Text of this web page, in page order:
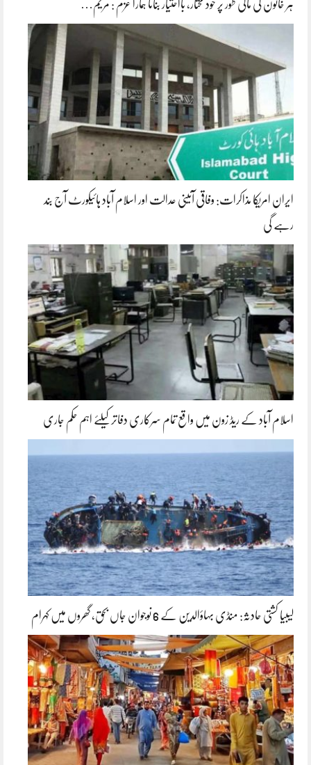
ہر خاتون کی مالی طور پر خود مختار، بااحتیار بنانا ہمارا عزم : مریم…
ایران امریکا مذاکرات: وفاقی آئینی عدالت اور اسلام آباد ہائیکورٹ آج بند
رہے گی
اسلام آباد کے ریڈ زون میں واقع تمام سرکاری دفاتر کیلئے اہم حکم جاری
لیبیا کشتی حادثہ: منڈی بہاؤالدین کے 6 نوجوان جاں بحق، گھروں میں کہرام